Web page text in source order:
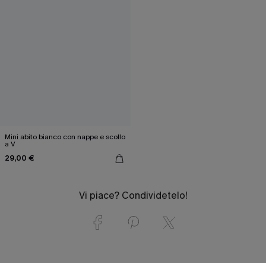
Mini abito bianco con nappe e scollo
a V
29,00 €
Vi piace? Condividetelo!